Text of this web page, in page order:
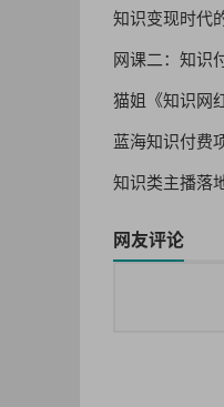
知识变现时代
网课二：知识
猫姐《知识网红
蓝海知识付费项
知识类主播落
网友评论